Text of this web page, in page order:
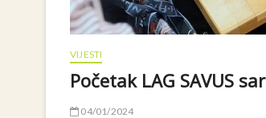
VIJESTI
Početak LAG SAVUS
04/01/2024